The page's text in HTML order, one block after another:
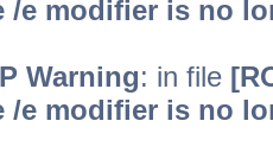
/e modifier is no
Warning: in file
/e modifier is no